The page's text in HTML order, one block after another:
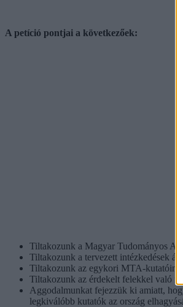
A petíció pontjai a következőek:
Tiltakozunk a Magyar Tudományos
Tiltakozunk a tervezett intézkedések
Tiltakozunk az egykori MTA-
Tiltakozunk az érdekelt felekkel való
Aggodalmunkat fejezzük ki amiatt,
legkiválóbb kutatók az ország